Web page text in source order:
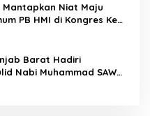
Mantapkan Niat Maju
PB HMI di Kongres Ke
Barat Hadiri
Nabi Muhammad SAW
Falah Senyerang